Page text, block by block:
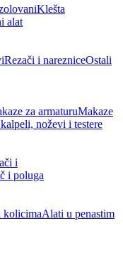
Klešta
alat
Rezači i narezniceOstali
za armaturuMakaze
noževi i testere
i
i poluga
kolicimaAlati u penastim